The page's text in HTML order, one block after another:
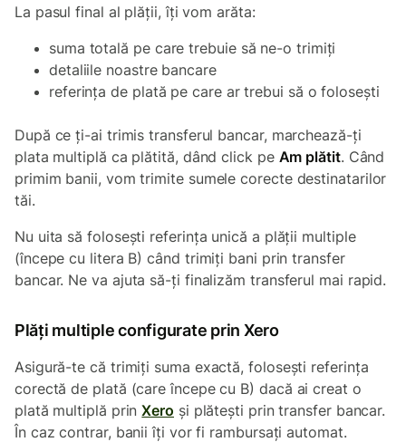
La pasul final al plății, îți vom arăta:
suma totală pe care trebuie să ne-o trimiți
detaliile noastre bancare
referința de plată pe care ar trebui să o folosești
După ce ți-ai trimis transferul bancar, marchează-ți
plata multiplă ca plătită, dând click pe Am plătit. Când
primim banii, vom trimite sumele corecte destinatarilor
tăi.
Nu uita să folosești referința unică a plății multiple
(începe cu litera B) când trimiți bani prin transfer
bancar. Ne va ajuta să-ți finalizăm transferul mai rapid.
Plăți multiple configurate prin Xero
Asigură-te că trimiți suma exactă, folosești referința
corectă de plată (care începe cu B) dacă ai creat o
plată multiplă prinXero și plătești prin transfer bancar.
În caz contrar, banii îți vor fi rambursați automat.